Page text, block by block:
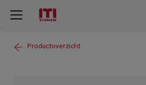
Productoverzicht